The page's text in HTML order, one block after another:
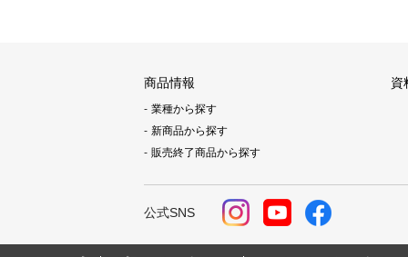
商品情報
業種から探す
新商品から探す
販売終了商品から探す
資
公式SNS